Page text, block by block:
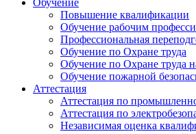
Обучение
Повышение квалификации
Обучение рабочим
Профессиональная
Обучение по Охране труда
Обучение по Охране труда
Обучение пожарной
Аттестация
Аттестация по
Аттестация по
Независимая оценка